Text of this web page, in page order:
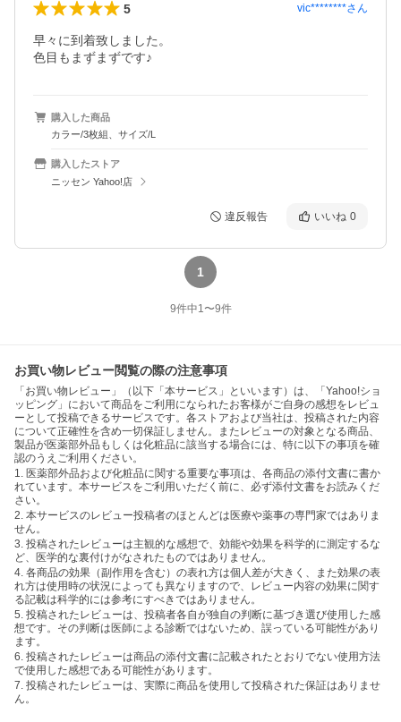
5 vic********さん
早々に到着致しました。
色目もまずまずです♪
購入した商品
カラー/3枚組、サイズ/L
購入したストア
ニッセン Yahoo!店
違反報告 いいね 0
1
9件中1〜9件
お買い物レビュー閲覧の際の注意事項
「お買い物レビュー」（以下「本サービス」といいます）は、「Yahoo!ショ
ッピング」において商品をご利用になられたお客様がご自身の感想をレビュ
ーとして投稿できるサービスです。各ストアおよび当社は、投稿された内容
について正確性を含め一切保証しません。またレビューの対象となる商品、
製品が医薬部外品もしくは化粧品に該当する場合には、特に以下の事項を確
認のうえご利用ください。
1. 医薬部外品および化粧品に関する重要な事項は、各商品の添付文書に書か
れています。本サービスをご利用いただく前に、必ず添付文書をお読みくだ
さい。
2. 本サービスのレビュー投稿者のほとんどは医療や薬事の専門家ではありま
せん。
3. 投稿されたレビューは主観的な感想で、効能や効果を科学的に測定するな
ど、医学的な裏付けがなされたものではありません。
4. 各商品の効果（副作用を含む）の表れ方は個人差が大きく、また効果の表
れ方は使用時の状況によっても異なりますので、レビュー内容の効果に関す
る記載は科学的には参考にすべきではありません。
5. 投稿されたレビューは、投稿者各自が独自の判断に基づき選び使用した感
想です。その判断は医師による診断ではないため、誤っている可能性があり
ます。
6. 投稿されたレビューは商品の添付文書に記載されたとおりでない使用方法
で使用した感想である可能性があります。
7. 投稿されたレビューは、実際に商品を使用して投稿された保証はありませ
ん。